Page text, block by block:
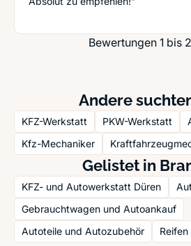
Bewertungen 1 bis
Andere
KFZ-Werkstatt PKW-Werkstatt
Kfz-Mechaniker
Gelistet in
KFZ- und Autowerkstatt Düren
Gebrauchtwagen und Autoankauf
Autoteile und Autozubehör